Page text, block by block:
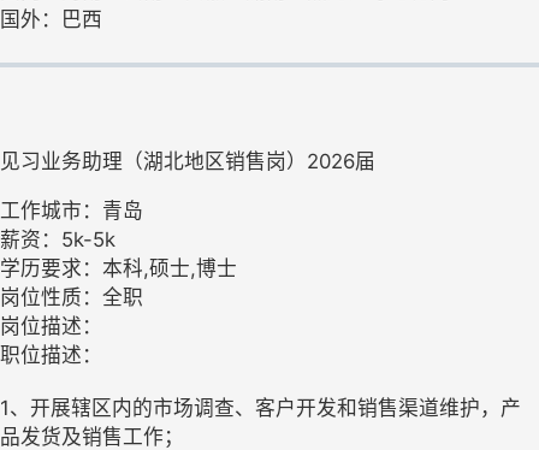
国外：巴西
见习业务助理（湖北地区销售岗）2026届
工作城市：青岛
薪资：5k-5k
学历要求：本科,硕士,博士
岗位性质：全职
岗位描述：
职位描述：
1、开展辖区内的市场调查、客户开发和销售渠道维护，产
品发货及销售工作；